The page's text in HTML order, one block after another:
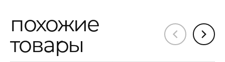
похожие
товары